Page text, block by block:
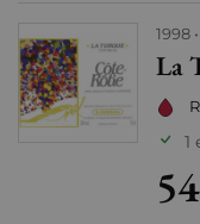
1998
La
1